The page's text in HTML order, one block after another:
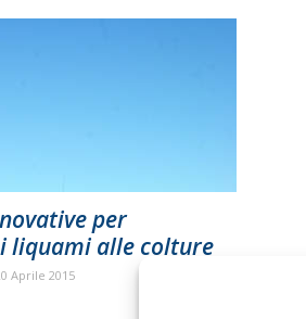
per
liquami alle colture
Aprile 2015